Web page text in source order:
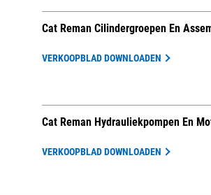
Cat Reman Cilindergroepen En
VERKOOPBLAD DOWNLOADEN
Cat Reman Hydrauliekpompen En
VERKOOPBLAD DOWNLOADEN